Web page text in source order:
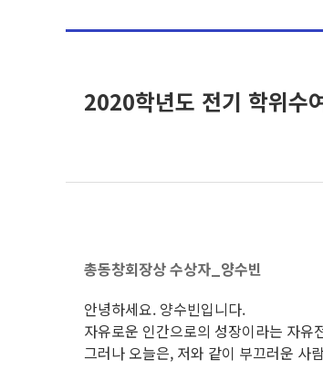
2020학년도 전기 학위수
총동창회장상 수상자_양수빈
안녕하세요. 양수빈입니다.
자유로운 인간으로의 성장이라는 자
그러나 오늘은, 저와 같이 부끄러운 사